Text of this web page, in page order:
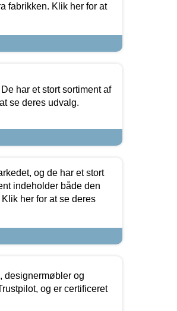
fabrikken. Klik her for at
har et stort sortiment af
se deres udvalg.
og de har et stort
indeholder både den
her for at se deres
designermøbler og
og er certificeret